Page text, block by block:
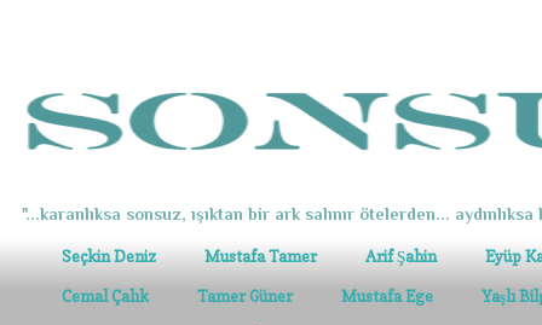
"...karanlıksa sonsuz, ışıktan bir ark salınır ötelerden... aydınlıksa
Seçkin Deniz Mustafa Tamer Arif Şahin Eyüp
Cemal Çalık Tamer Güner Mustafa Ege Yaşlı